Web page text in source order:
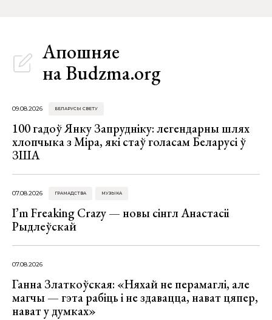
Апошняе
на Budzma.org
09.08.2026 БЕЛАРУСЫ СВЕТУ
100 гадоў Янку Запрудніку: легендарны шлях
хлопчыка з Міра, які стаў голасам Беларусі ў
ЗША
07.08.2026 ГРАМАДСТВА МУЗЫКА
I’m Freaking Crazy — новы сінгл Анастасіі
Рыдлеўскай
07.08.2026
Ганна Златкоўская: «Няхай не перамаглі, але
магчы — гэта рабіць і не здавацца, нават цяпер,
нават у думках»